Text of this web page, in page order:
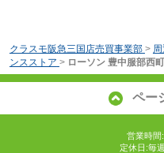
クラスモ阪急三国店売買事業部 >
ンスストア > ローソン 豊中服部西
ペー
営業時間
定休日:毎